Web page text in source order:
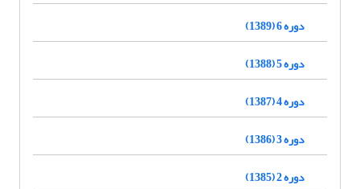
دوره 6 (1389)
دوره 5 (1388)
دوره 4 (1387)
دوره 3 (1386)
دوره 2 (1385)